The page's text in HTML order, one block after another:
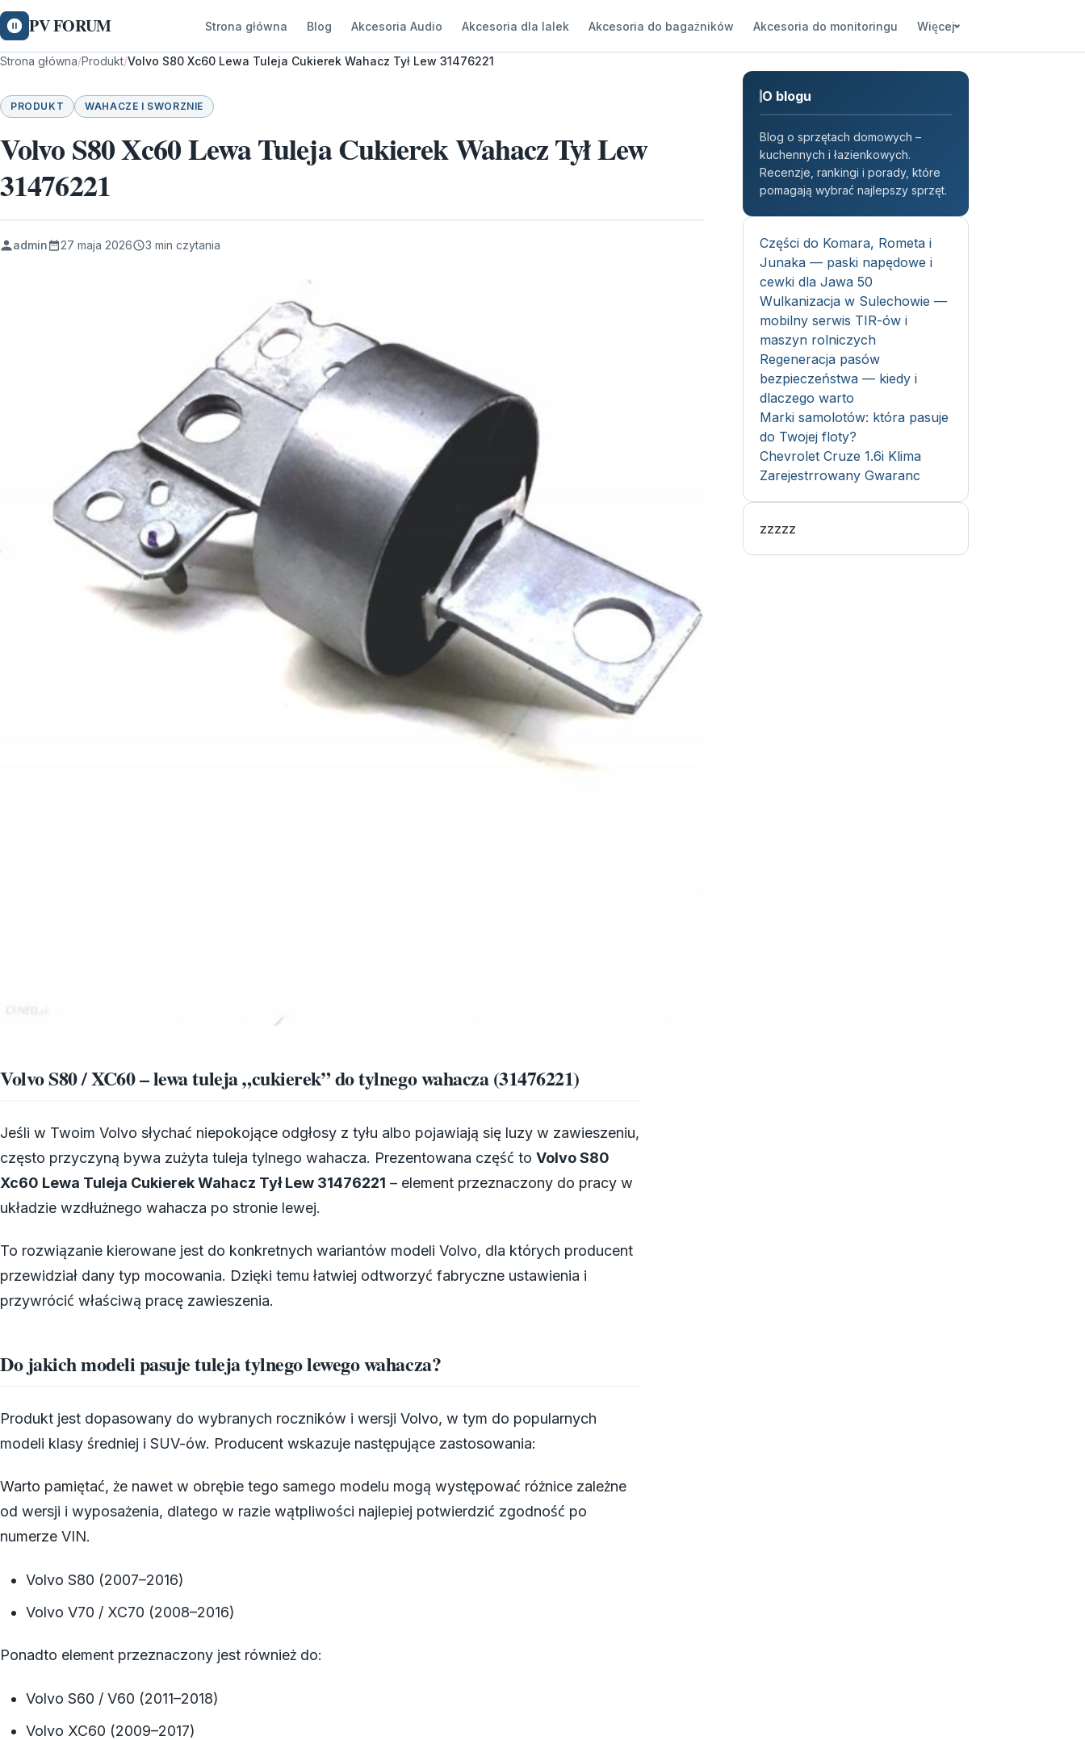
PV FORUM Strona główna Blog Akcesoria Audio Akcesoria dla lalek Akcesoria do bagażników Akcesoria do monitoringu Więcej
Strona główna/Produkt/Volvo S80 Xc60 Lewa Tuleja Cukierek Wahacz Tył Lew 31476221
PRODUKT WAHACZE I SWORZNIE
Volvo S80 Xc60 Lewa Tuleja Cukierek Wahacz Tył Lew
31476221
admin 27 maja 2026 3 min czytania
Volvo S80 / XC60 – lewa tuleja „cukierek” do tylnego wahacza (31476221)
Jeśli w Twoim Volvo słychać niepokojące odgłosy z tyłu albo pojawiają się luzy w zawieszeniu,
często przyczyną bywa zużyta tuleja tylnego wahacza. Prezentowana część to Volvo S80
Xc60 Lewa Tuleja Cukierek Wahacz Tył Lew 31476221 – element przeznaczony do pracy w
układzie wzdłużnego wahacza po stronie lewej.
To rozwiązanie kierowane jest do konkretnych wariantów modeli Volvo, dla których producent
przewidział dany typ mocowania. Dzięki temu łatwiej odtworzyć fabryczne ustawienia i
przywrócić właściwą pracę zawieszenia.
Do jakich modeli pasuje tuleja tylnego lewego wahacza?
Produkt jest dopasowany do wybranych roczników i wersji Volvo, w tym do popularnych
modeli klasy średniej i SUV-ów. Producent wskazuje następujące zastosowania:
Warto pamiętać, że nawet w obrębie tego samego modelu mogą występować różnice zależne
od wersji i wyposażenia, dlatego w razie wątpliwości najlepiej potwierdzić zgodność po
numerze VIN.
Volvo S80 (2007–2016)
Volvo V70 / XC70 (2008–2016)
Ponadto element przeznaczony jest również do:
Volvo S60 / V60 (2011–2018)
Volvo XC60 (2009–2017)
O blogu
Blog o sprzętach domowych –
kuchennych i łazienkowych.
Recenzje, rankingi i porady, które
pomagają wybrać najlepszy sprzęt.
Części do Komara, Rometa i
Junaka — paski napędowe i
cewki dla Jawa 50
Wulkanizacja w Sulechowie —
mobilny serwis TIR-ów i
maszyn rolniczych
Regeneracja pasów
bezpieczeństwa — kiedy i
dlaczego warto
Marki samolotów: która pasuje
do Twojej floty?
Chevrolet Cruze 1.6i Klima
Zarejestrrowany Gwaranc
zzzzz